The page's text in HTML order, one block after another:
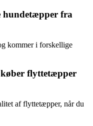
hundetæpper fra
kommer i forskellige
flyttetæpper
af flyttetæpper, når du